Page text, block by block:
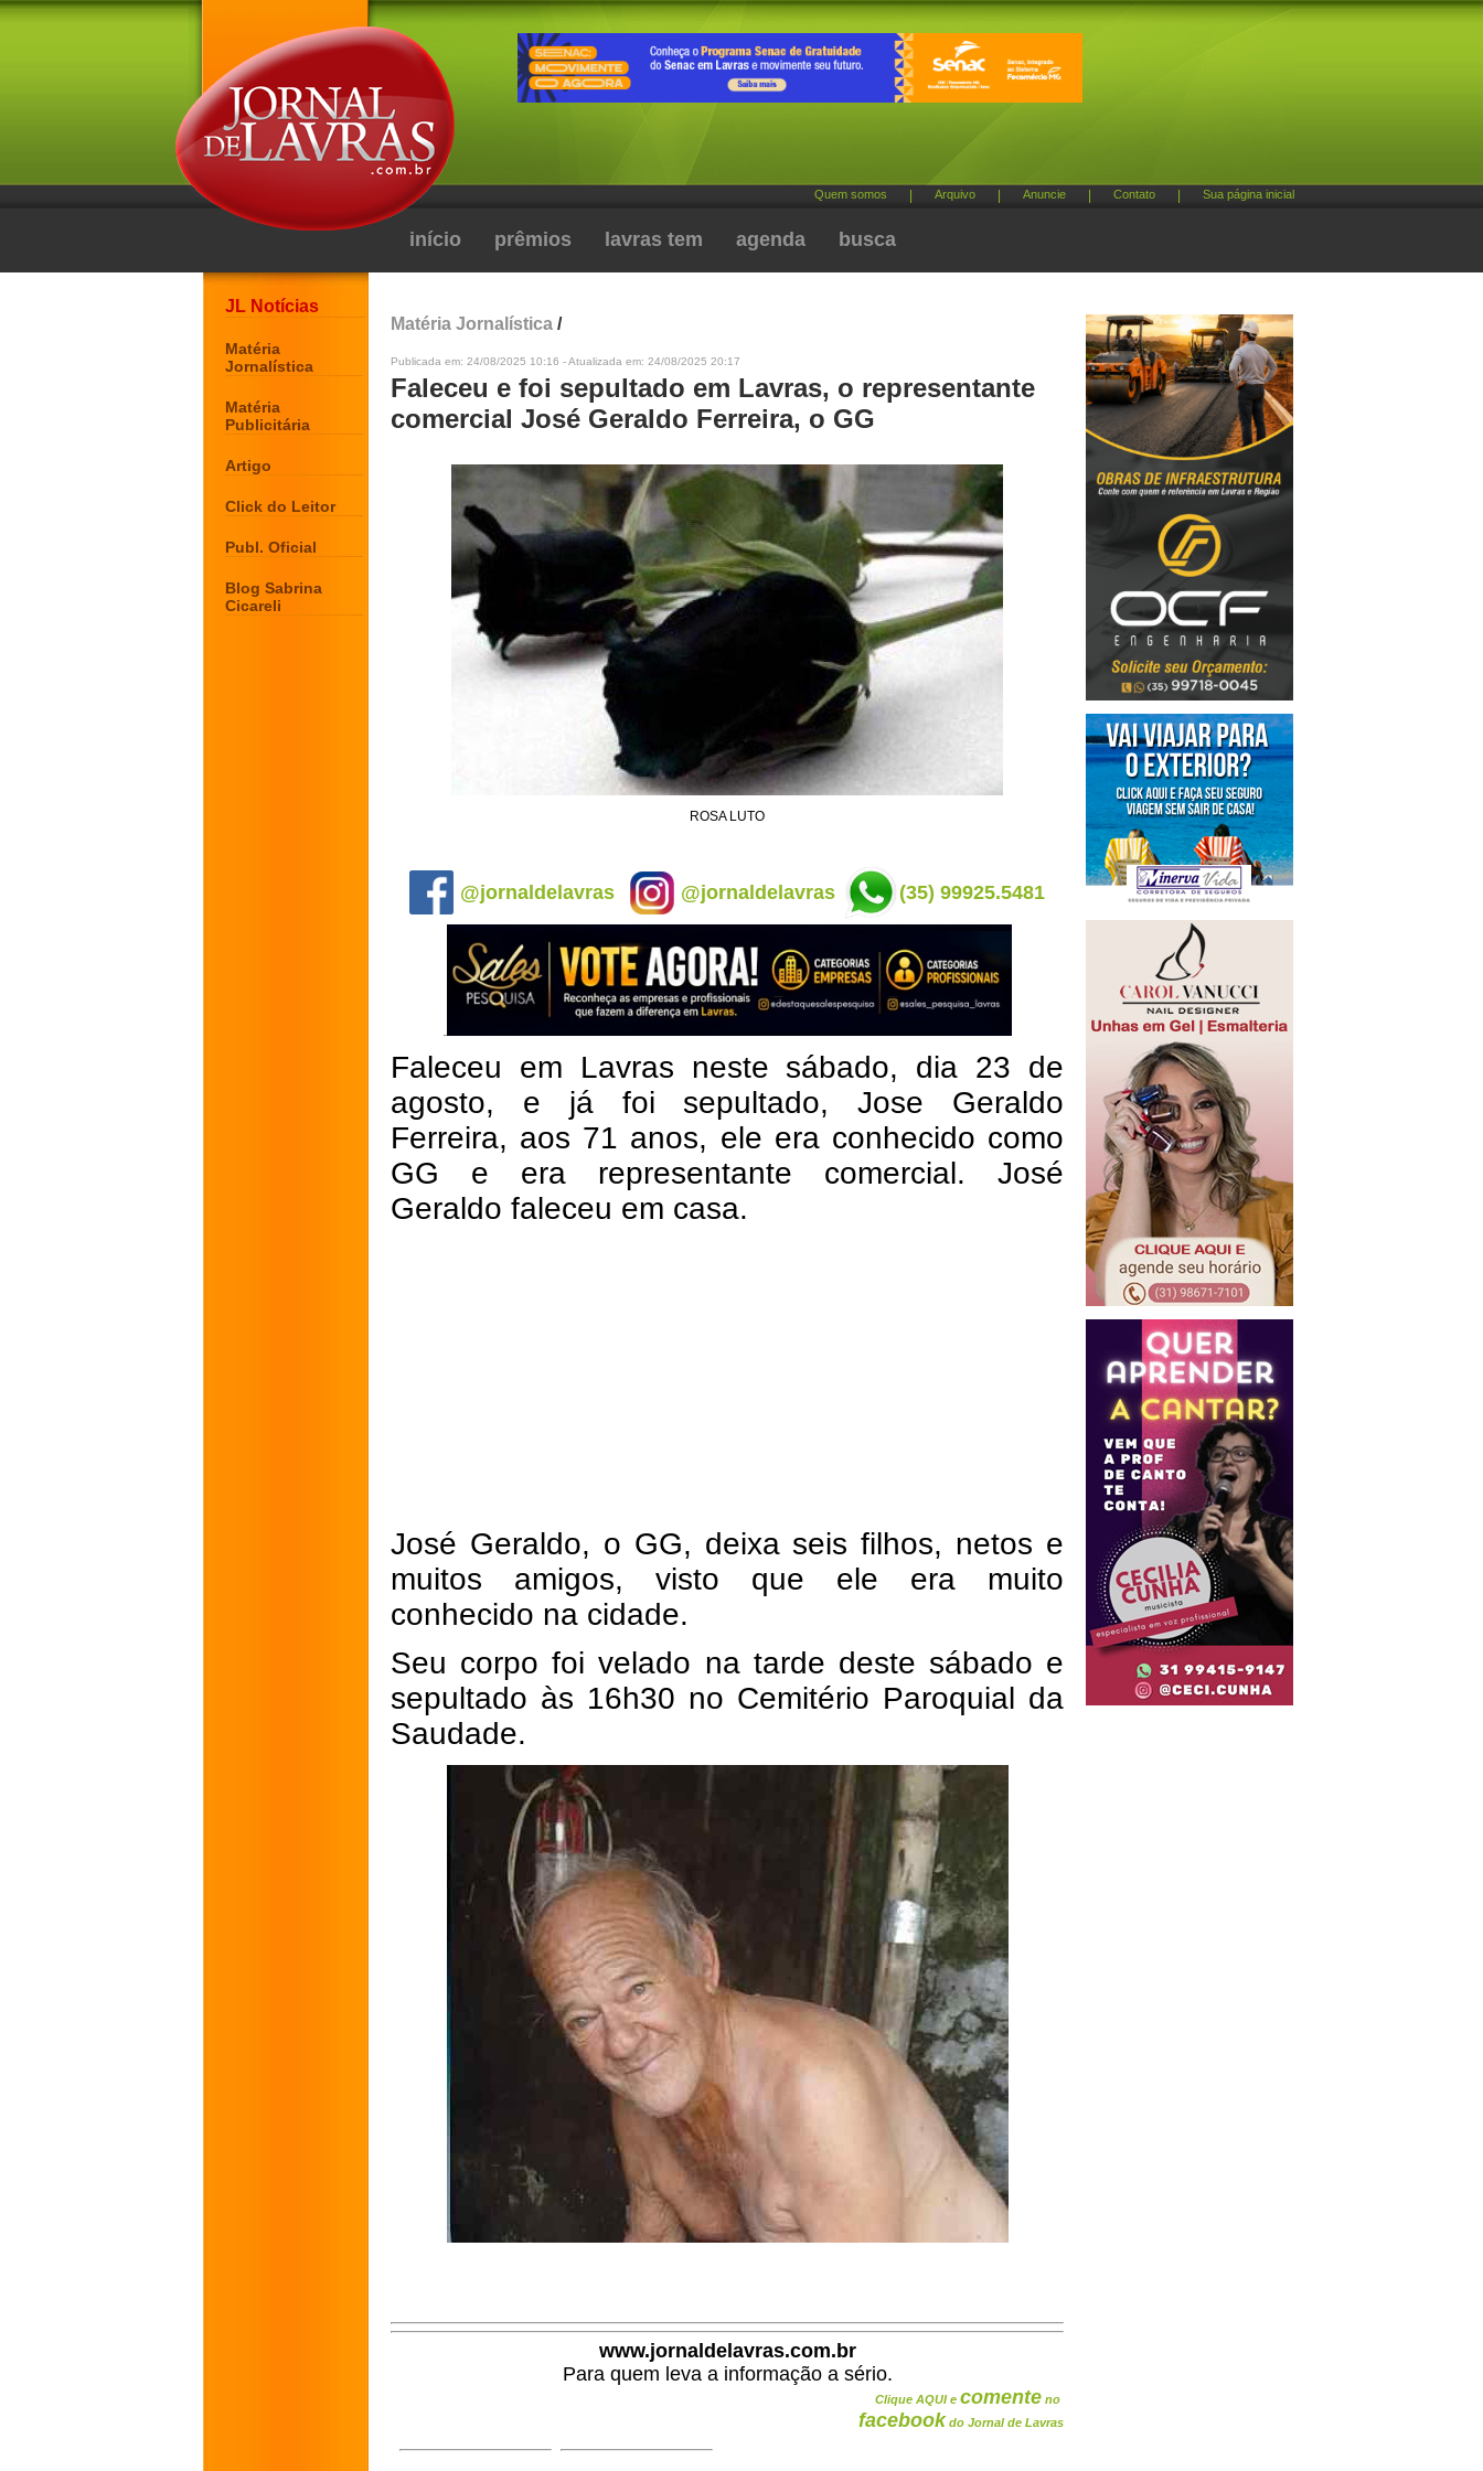
Quem somos Arquivo Anuncie Contato Sua página inicial
início prêmios lavras tem agenda busca
JL Notícias
Matéria
Jornalística
Matéria
Publicitária
Artigo
Click do Leitor
Publ. Oficial
Blog Sabrina
Cicareli
Matéria Jornalística /
Publicada em: 24/08/2025 10:16 - Atualizada em: 24/08/2025 20:17
Faleceu e foi sepultado em Lavras, o representante
comercial José Geraldo Ferreira, o GG
ROSA LUTO
@jornaldelavras @jornaldelavras (35) 99925.5481
Faleceu em Lavras neste sábado, dia 23 de
agosto, e já foi sepultado, Jose Geraldo
Ferreira, aos 71 anos, ele era conhecido como
GG e era representante comercial. José
Geraldo faleceu em casa.
José Geraldo, o GG, deixa seis filhos, netos e
muitos amigos, visto que ele era muito
conhecido na cidade.
Seu corpo foi velado na tarde deste sábado e
sepultado às 16h30 no Cemitério Paroquial da
Saudade.
www.jornaldelavras.com.br
Para quem leva a informação a sério.
Clique AQUI e comente no
facebook do Jornal de Lavras